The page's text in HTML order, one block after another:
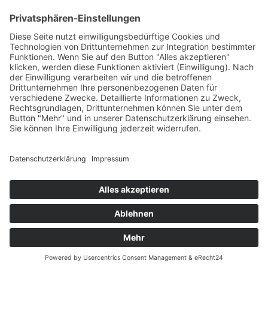
Versandpartner
Zahlung und Versand
Öffnungszeiten
Verfügbarkeit
Größenrechner (Umlaufmaß)
Datenschutz
Fernabsatz
Widerrufsrecht
Widerrufsrecht bei Reparaturen
Kontakt
Ergänzende Allgemeine Geschäftsbedingungen zum
easyCredit-Ratenkauf
Garantiefall